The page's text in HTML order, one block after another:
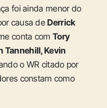
foi ainda menor do
causa de Derrick
conta com Tory
Tannehill, Kevin
o WR citado por
constam como